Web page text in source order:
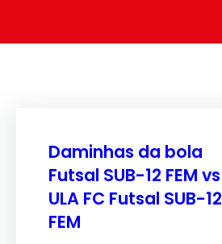
Daminhas da bola
Futsal SUB-12 FEM vs
ULA FC Futsal SUB-12
FEM